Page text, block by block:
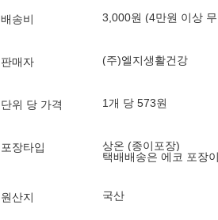
배송비 3,000원 (4만원 이상
판매자 (주)엘지생활건강
단위 당 가격 1개 당 573원
포장타입
상온 (종이포장)
택배배송은 에코 포장
원산지 국산